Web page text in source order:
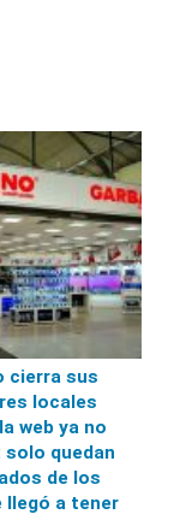
cierra sus
locales
web ya no
quedan
de los
llegó a tener